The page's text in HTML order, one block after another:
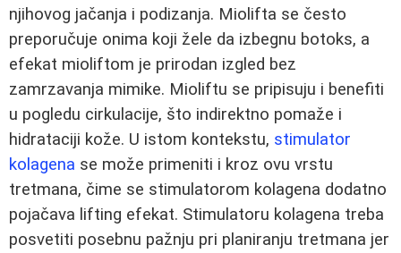
njihovog jačanja i podizanja. Miolifta se često
preporučuje onima koji žele da izbegnu botoks, a
efekat mioliftom je prirodan izgled bez
zamrzavanja mimike. Mioliftu se pripisuju i benefiti
u pogledu cirkulacije, što indirektno pomaže i
hidrataciji kože. U istom kontekstu, stimulator
kolagena se može primeniti i kroz ovu vrstu
tretmana, čime se stimulatorom kolagena dodatno
pojačava lifting efekat. Stimulatoru kolagena treba
posvetiti posebnu pažnju pri planiranju tretmana jer